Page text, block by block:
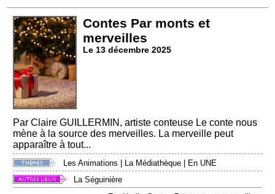
Contes Par monts et
merveilles
Le 13 décembre 2025
Par Claire GUILLERMIN, artiste conteuse Le conte nous
mène à la source des merveilles. La merveille peut
apparaître à tout...
Les Animations La Médiathèque
En UNE
La Séguinière